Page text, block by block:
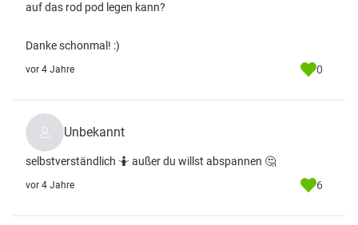
auf das rod pod legen kann?
Danke schonmal! :)
vor 4 Jahre 0
Unbekannt
selbstverständlich 🤷 außer du willst abspannen 🤔
vor 4 Jahre 6